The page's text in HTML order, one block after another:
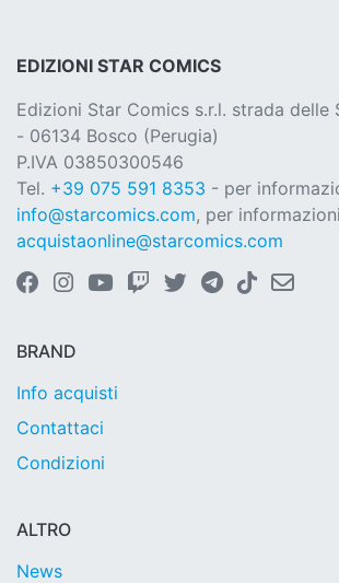
EDIZIONI STAR COMICS
Edizioni Star Comics s.r.l. strada delle
- 06134 Bosco (Perugia)
P.IVA 03850300546
Tel. +39 075 591 8353 - per
info@starcomics.com, per
acquistaonline@starcomics.com
BRAND
Info acquisti
Contattaci
Condizioni
ALTRO
News